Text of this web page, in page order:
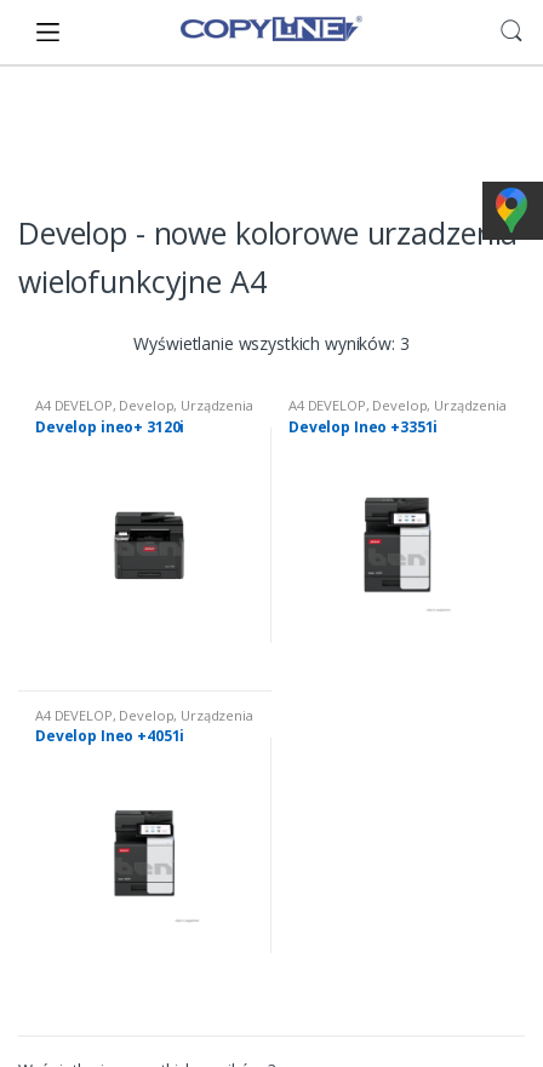
navigation
content
Develop - nowe kolorowe urzadzenia
wielofunkcyjne A4
Wyświetlanie wszystkich wyników: 3
A4 DEVELOP, Develop, Urządzenia
wielofunkcyjne nowe ,Urządzenia
wielofunkcyjne nowe: kolorowe
Develop ineo+ 3120i
A4 DEVELOP, Develop, Urządzenia
wielofunkcyjne nowe,Urządzenia
wielofunkcyjne nowe: kolorowe
Develop Ineo +3351i
A4 DEVELOP, Develop, Urządzenia
wielofunkcyjne nowe,Urządzenia
wielofunkcyjne nowe: kolorowe
Develop Ineo +4051i